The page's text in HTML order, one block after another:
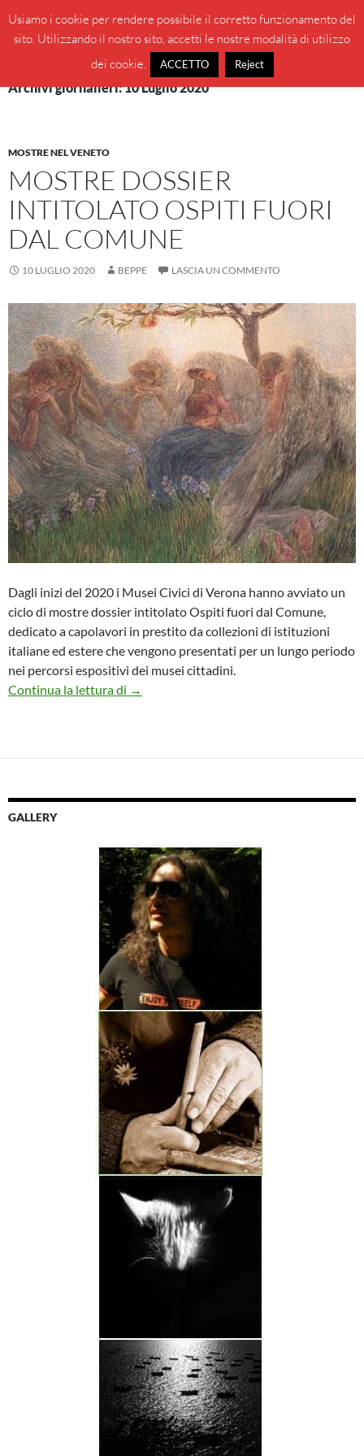
contenuto
BeppeBlog
MENU
Archivi giornalieri: 10 Luglio 2020
MOSTRE NEL VENETO
MOSTRE DOSSIER
INTITOLATO OSPITI FUORI
DAL COMUNE
10 LUGLIO 2020 BEPPE LASCIA UN COMMENTO
Dagli inizi del 2020 i Musei Civici di Verona hanno avviato un
ciclo di mostre dossier intitolato Ospiti fuori dal Comune,
dedicato a capolavori in prestito da collezioni di istituzioni
italiane ed estere che vengono presentati per un lungo periodo
nei percorsi espositivi dei musei cittadini.
Continua la lettura di
Mostre dossier intitolato Ospiti fuori dal
→
GALLERY
Usiamo i cookie per rendere possibile il corretto funzionamento del
sito. Utilizzando il nostro sito, accetti le nostre modalità di utilizzo
dei cookie.
ACCETTO Reject